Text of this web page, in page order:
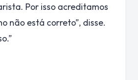
Por isso acreditamos
não está correto”, disse.